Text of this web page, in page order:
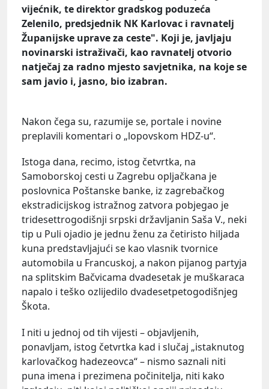
vijećnik, te direktor gradskog poduzeća
Zelenilo, predsjednik NK Karlovac i ravnatelj
Županijske uprave za ceste". Koji je, javljaju
novinarski istraživači, kao ravnatelj otvorio
natječaj za radno mjesto savjetnika, na koje se
sam javio i, jasno, bio izabran.
Nakon čega su, razumije se, portale i novine
preplavili komentari o „lopovskom HDZ-u“.
Istoga dana, recimo, istog četvrtka, na
Samoborskoj cesti u Zagrebu opljačkana je
poslovnica Poštanske banke, iz zagrebačkog
ekstradicijskog istražnog zatvora pobjegao je
tridesettrogodišnji srpski državljanin Saša V., neki
tip u Puli ojadio je jednu ženu za četiristo hiljada
kuna predstavljajući se kao vlasnik tvornice
automobila u Francuskoj, a nakon pijanog partyja
na splitskim Bačvicama dvadesetak je muškaraca
napalo i teško ozlijedilo dvadesetpetogodišnjeg
Škota.
I niti u jednoj od tih vijesti – objavljenih,
ponavljam, istog četvrtka kad i slučaj „istaknutog
karlovačkog hadezeovca“ – nismo saznali niti
puna imena i prezimena počinitelja, niti kako